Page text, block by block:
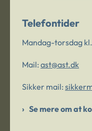
Telefontider
Mandag-torsdag
Mail: ast@ast.dk
Sikker mail:
Se mere om at